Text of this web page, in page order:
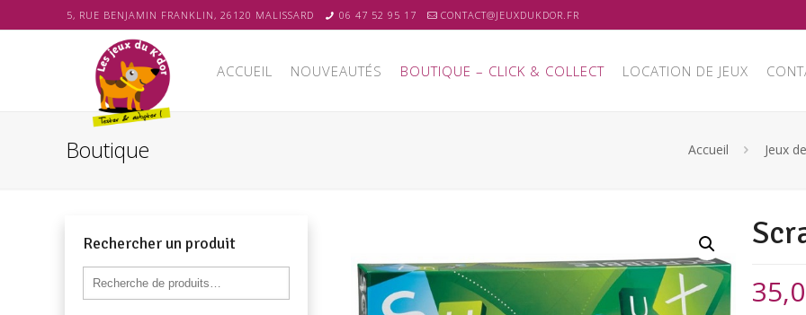
5, RUE BENJAMIN FRANKLIN, 26120 MALISSARD 06 47 52 95 17 CONTACT@JEUXDUKDOR.FR
ACCUEIL NOUVEAUTÉS BOUTIQUE – CLICK & COLLECT LOCATION DE JEUX
Boutique Accueil Jeux
Rechercher un produit